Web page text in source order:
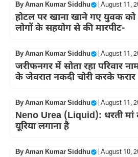
ByAman Kumar Siddhu August 11,
होटल पर खाना खाने गए युवक को
लोगों के सहयोग से की मारपीट-
ByAman Kumar Siddhu August 11,
जरीफनगर में सोता रहा परिवार
के जेवरात नकदी चोरी करके फरार
ByAman Kumar Siddhu August 11,
Neno Urea (Liquid): धरती मां
यूरिया लगाना है
ByAman Kumar Siddhu August 10,